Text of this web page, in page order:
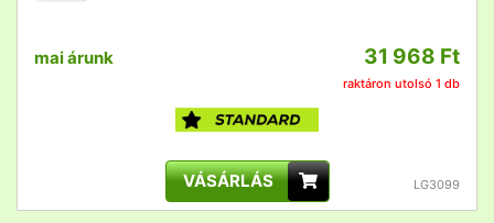
mai árunk 31 968 Ft
raktáron utolsó 1 db
VÁSÁRLÁS LG3099